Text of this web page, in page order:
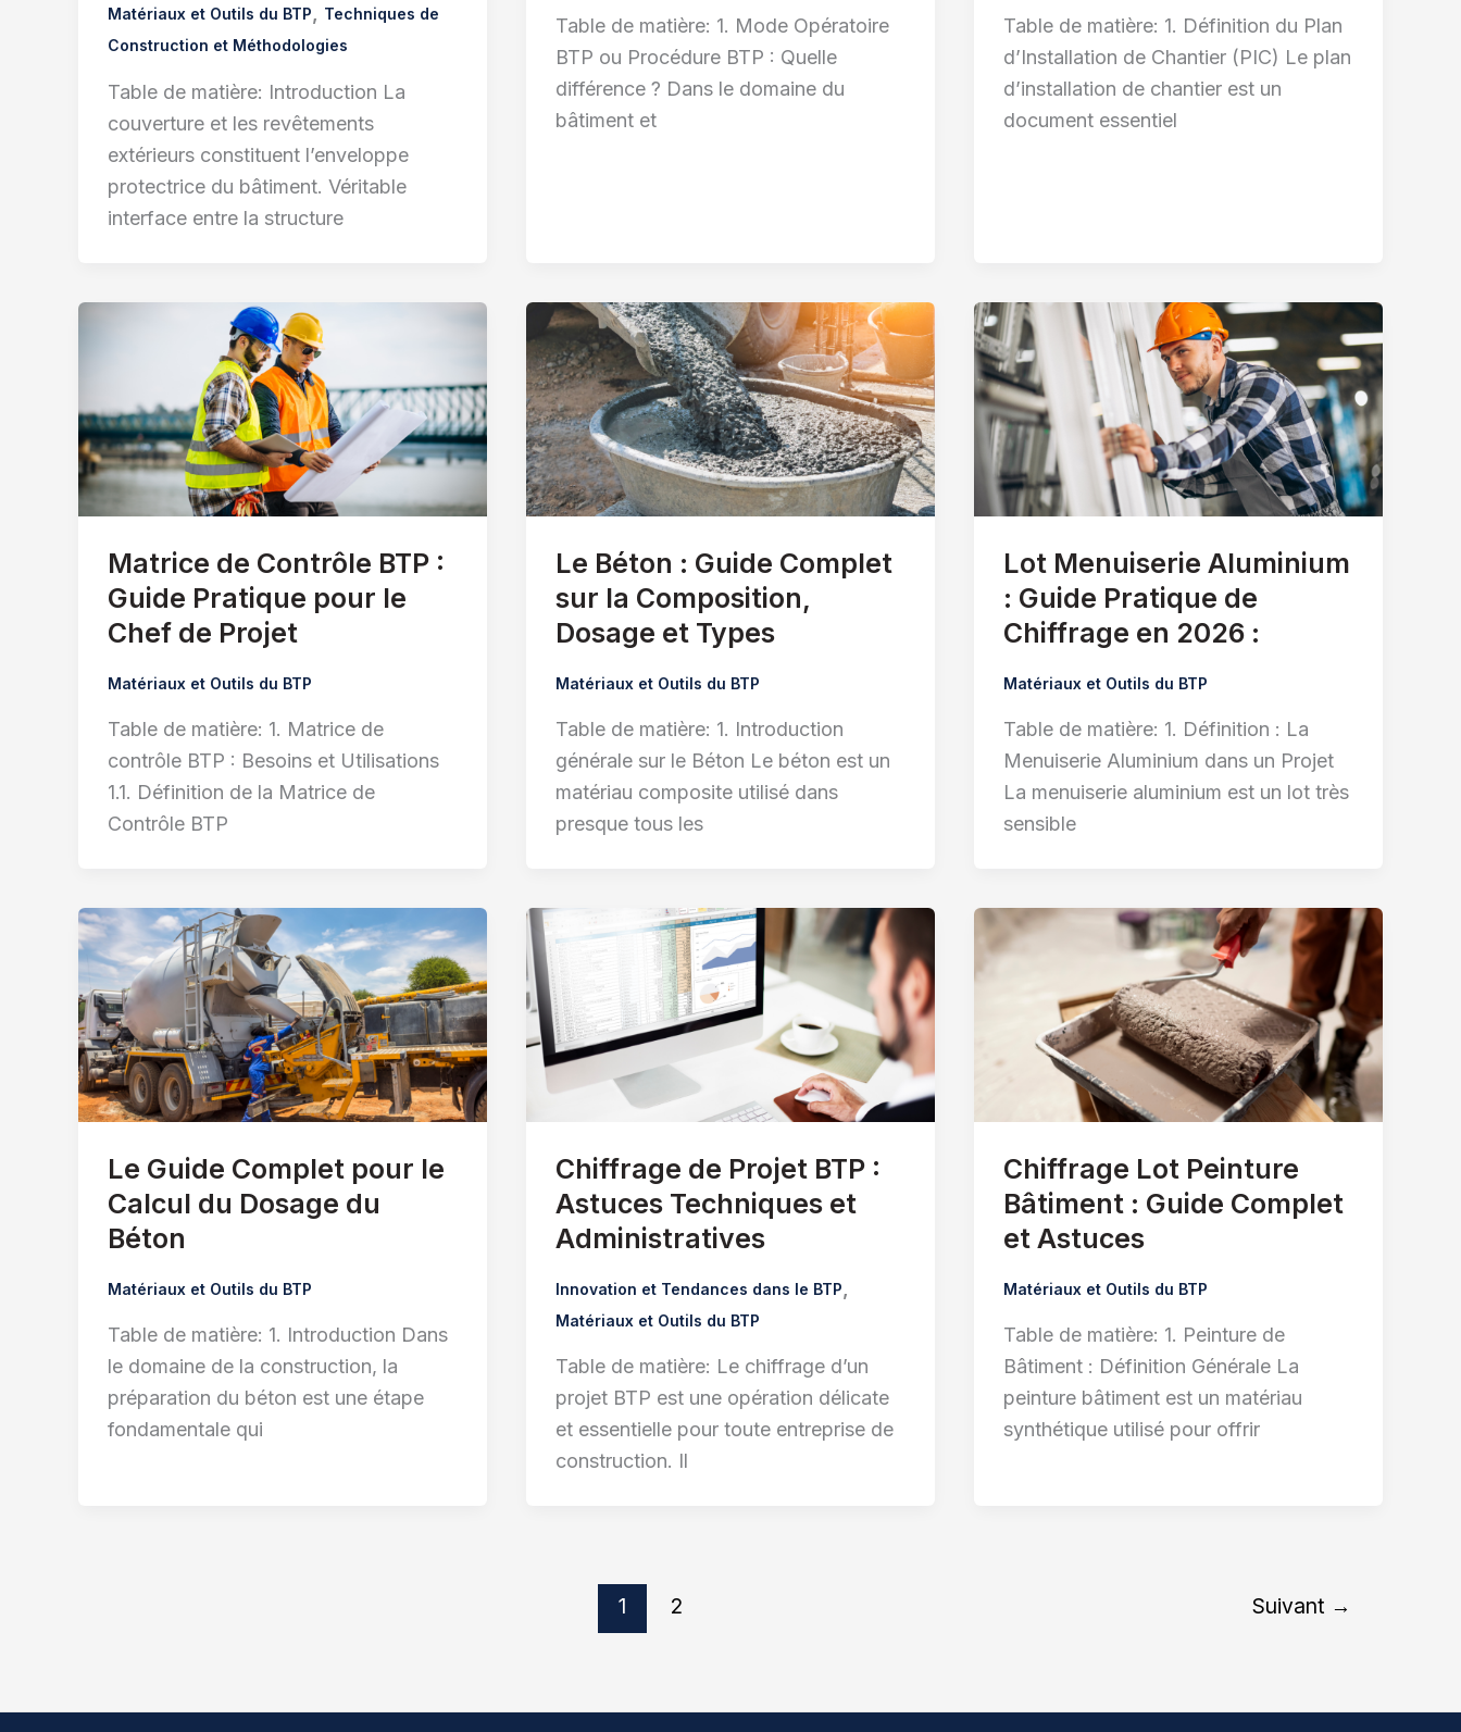
Matériaux et Outils du BTP, Techniques de
Construction et Méthodologies
Table de matière: Introduction La
couverture et les revêtements
extérieurs constituent l’enveloppe
protectrice du bâtiment. Véritable
interface entre la structure
Table de matière: 1. Mode Opératoire
BTP ou Procédure BTP : Quelle
différence ? Dans le domaine du
bâtiment et
Table de matière: 1. Définition du Plan
d’Installation de Chantier (PIC) Le plan
d’installation de chantier est un
document essentiel
Matrice de Contrôle BTP :
Guide Pratique pour le
Chef de Projet
Matériaux et Outils du BTP
Table de matière: 1. Matrice de
contrôle BTP : Besoins et Utilisations
1.1. Définition de la Matrice de
Contrôle BTP
Le Béton : Guide Complet
sur la Composition,
Dosage et Types
Matériaux et Outils du BTP
Table de matière: 1. Introduction
générale sur le Béton Le béton est un
matériau composite utilisé dans
presque tous les
Lot Menuiserie Aluminium
: Guide Pratique de
Chiffrage en 2026 :
Matériaux et Outils du BTP
Table de matière: 1. Définition : La
Menuiserie Aluminium dans un Projet
La menuiserie aluminium est un lot très
sensible
Le Guide Complet pour le
Calcul du Dosage du
Béton
Matériaux et Outils du BTP
Table de matière: 1. Introduction Dans
le domaine de la construction, la
préparation du béton est une étape
fondamentale qui
Chiffrage de Projet BTP :
Astuces Techniques et
Administratives
Innovation et Tendances dans le BTP
Matériaux et Outils du BTP
Table de matière: Le chiffrage d’un
projet BTP est une opération délicate
et essentielle pour toute entreprise de
construction. Il
Chiffrage Lot Peinture
Bâtiment : Guide Complet
et Astuces
Matériaux et Outils du BTP
Table de matière: 1. Peinture de
Bâtiment : Définition Générale La
peinture bâtiment est un matériau
synthétique utilisé pour offrir
1 2 Suivant →